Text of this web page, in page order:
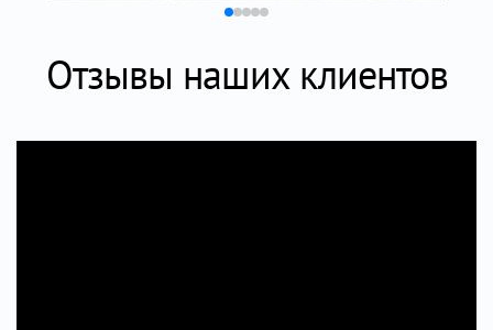
Отзывы наших клиентов